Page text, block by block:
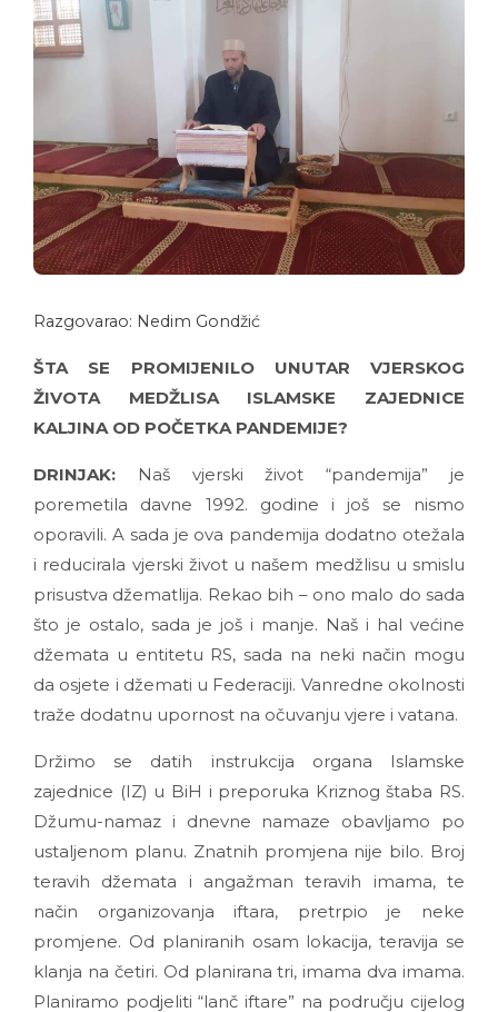
Razgovarao: Nedim Gondžić
ŠTA SE PROMIJENILO UNUTAR VJERSKOG
ŽIVOTA MEDŽLISA ISLAMSKE ZAJEDNICE
KALJINA OD POČETKA PANDEMIJE?
DRINJAK:
Naš vjerski život “pandemija” je
poremetila davne 1992. godine i još se nismo
oporavili. A sada je ova pandemija dodatno otežala
i reducirala vjerski život u našem medžlisu u smislu
prisustva džematlija. Rekao bih – ono malo do sada
što je ostalo, sada je još i manje. Naš i hal većine
džemata u entitetu RS, sada na neki način mogu
da osjete i džemati u Federaciji. Vanredne okolnosti
traže dodatnu upornost na očuvanju vjere i vatana.
Držimo se datih instrukcija organa Islamske
zajednice (IZ) u BiH i preporuka Kriznog štaba RS.
Džumu-namaz i dnevne namaze obavljamo po
ustaljenom planu. Znatnih promjena nije bilo. Broj
teravih džemata i angažman teravih imama, te
način organizovanja iftara, pretrpio je neke
promjene. Od planiranih osam lokacija, teravija se
klanja na četiri. Od planirana tri, imama dva imama.
Planiramo podjeliti “lanč iftare” na području cijelog